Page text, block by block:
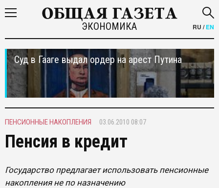
ЭКОНОМИКА RU /EN
Суд в Гааге выдал ордер на арест Путина
ПЕНСИОННЫЕ НАКОПЛЕНИЯ 03.06.2010 08:07
Пенсия в кредит
Государство предлагает использовать пенсионные
накопления не по назначению